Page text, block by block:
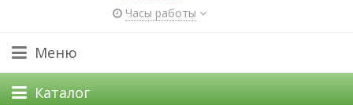
Часы работы
Меню
Каталог